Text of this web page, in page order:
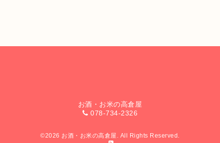
お酒・お米の高倉屋
078-734-2326
©2026 お酒・お米の高倉屋 . All Rights Reserved.